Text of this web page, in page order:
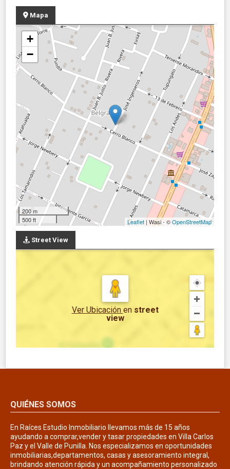
Mapa
+
−
200 m
500 ft
Leaflet | Wasi - ©OpenStreetMap
Street View
Ver Ubicación en street
view
QUIÉNES SOMOS
En Raíces Estudio Inmobiliario llevamos más de 15 años
ayudando a comprar,vender y tasar propiedades en Villa Carlos
Paz y el Valle de Punilla. Nos especializamos en oportunidades
inmobiliarias,departamentos, casas y asesoramiento integral,
brindando atención rápida y un acompañamiento personalizado